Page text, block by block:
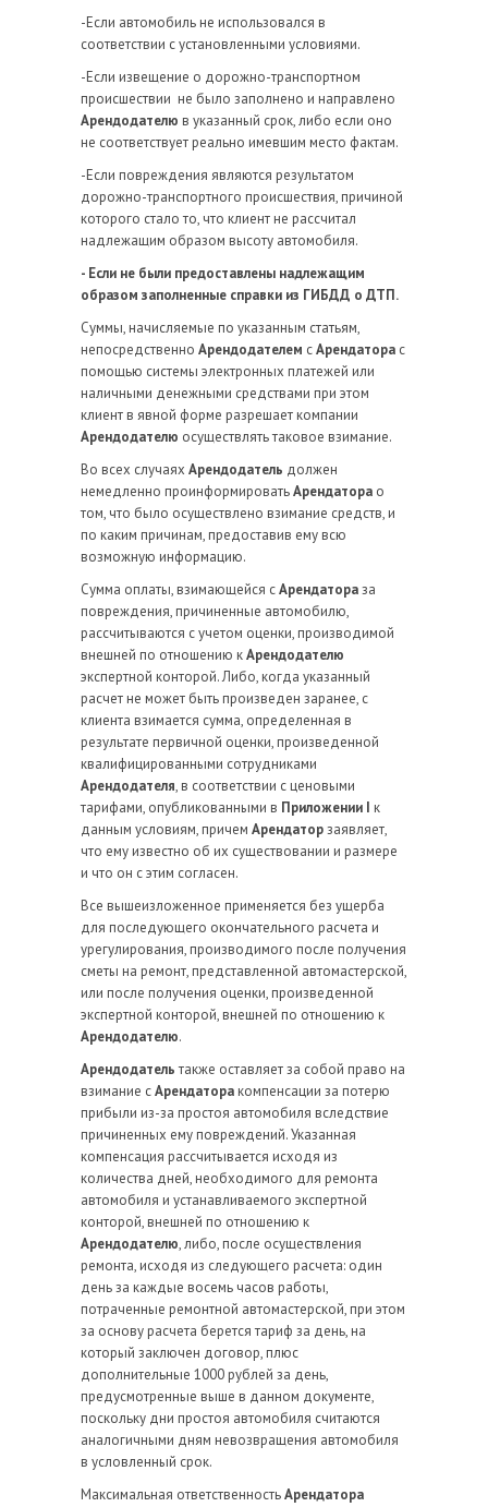
-Если автомобиль не использовался в
соответствии с установленными условиями.
-Если извещение о дорожно-транспортном
происшествии не было заполнено и направлено
Арендодателю в указанный срок, либо если оно
не соответствует реально имевшим место фактам.
-Если повреждения являются результатом
дорожно-транспортного происшествия, причиной
которого стало то, что клиент не рассчитал
надлежащим образом высоту автомобиля.
- Если не были предоставлены надлежащим
образом заполненные справки из ГИБДД о ДТП.
Суммы, начисляемые по указанным статьям,
непосредственно Арендодателем сАрендатора с
помощью системы электронных платежей или
наличными денежными средствами при этом
клиент в явной форме разрешает компании
Арендодателю осуществлять таковое взимание.
Во всех случаях Арендодатель должен
немедленно проинформироватьАрендатора о
том, что было осуществлено взимание средств, и
по каким причинам, предоставив ему всю
возможную информацию.
Сумма оплаты, взимающейся сАрендатораза
повреждения, причиненные автомобилю,
рассчитываются с учетом оценки, производимой
внешней по отношению кАрендодателю
экспертной конторой. Либо, когда указанный
расчет не может быть произведен заранее, с
клиента взимается сумма, определенная в
результате первичной оценки, произведенной
квалифицированными сотрудниками
Арендодателя, в соответствии с ценовыми
тарифами, опубликованными в Приложении I к
данным условиям, причем Арендаторзаявляет,
что ему известно об их существовании и размере
и что он с этим согласен.
Все вышеизложенное применяется без ущерба
для последующего окончательного расчета и
урегулирования, производимого после получения
сметы на ремонт, представленной автомастерской,
или после получения оценки, произведенной
экспертной конторой, внешней по отношению к
Арендодателю.
Арендодательтакже оставляет за собой право на
взимание сАрендатора компенсации за потерю
прибыли из-за простоя автомобиля вследствие
причиненных ему повреждений. Указанная
компенсация рассчитывается исходя из
количества дней, необходимого для ремонта
автомобиля и устанавливаемого экспертной
конторой, внешней по отношению к
Арендодателю, либо, после осуществления
ремонта, исходя из следующего расчета: один
день за каждые восемь часов работы,
потраченные ремонтной автомастерской, при этом
за основу расчета берется тариф за день, на
который заключен договор, плюс
дополнительные 1000 рублей за день,
предусмотренные выше в данном документе,
поскольку дни простоя автомобиля считаются
аналогичными дням невозвращения автомобиля
в условленный срок.
Максимальная ответственностьАрендатора